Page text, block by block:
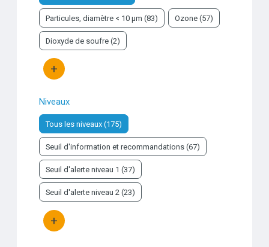
Particules, diamètre < 10 µm (83) Ozone (57)
Dioxyde de soufre (2)
+
Bouton d'actions
Niveaux
Tous les niveaux (175)
Seuil d'information et recommandations (67)
Seuil d'alerte niveau 1 (37)
Seuil d'alerte niveau 2 (23)
+
Bouton d'actions